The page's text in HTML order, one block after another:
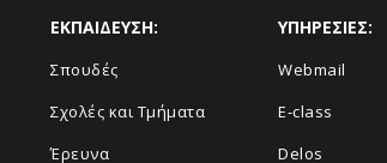
ΕΚΠΑΙΔΕΥΣΗ:
Σπουδές
Σχολές και Τμήματα
Έρευνα
ΥΠΗΡΕΣΙΕΣ:
Webmail
E-class
Delos